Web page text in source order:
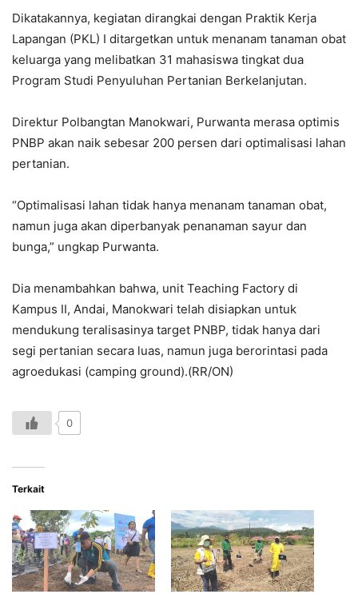
Dikatakannya, kegiatan dirangkai dengan Praktik Kerja
Lapangan (PKL) I ditargetkan untuk menanam tanaman obat
keluarga yang melibatkan 31 mahasiswa tingkat dua
Program Studi Penyuluhan Pertanian Berkelanjutan.
Direktur Polbangtan Manokwari, Purwanta merasa optimis
PNBP akan naik sebesar 200 persen dari optimalisasi lahan
pertanian.
“Optimalisasi lahan tidak hanya menanam tanaman obat,
namun juga akan diperbanyak penanaman sayur dan
bunga,” ungkap Purwanta.
Dia menambahkan bahwa, unit Teaching Factory di
Kampus II, Andai, Manokwari telah disiapkan untuk
mendukung teralisasinya target PNBP, tidak hanya dari
segi pertanian secara luas, namun juga berorintasi pada
agroedukasi (camping ground).(RR/ON)
0
Terkait